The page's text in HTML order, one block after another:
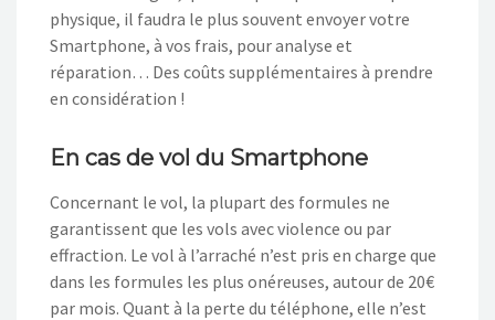
physique, il faudra le plus souvent envoyer votre
Smartphone, à vos frais, pour analyse et
réparation… Des coûts supplémentaires à prendre
en considération !
En cas de vol du Smartphone
Concernant le vol, la plupart des formules ne
garantissent que les vols avec violence ou par
effraction. Le vol à l’arraché n’est pris en charge que
dans les formules les plus onéreuses, autour de 20€
par mois. Quant à la perte du téléphone, elle n’est